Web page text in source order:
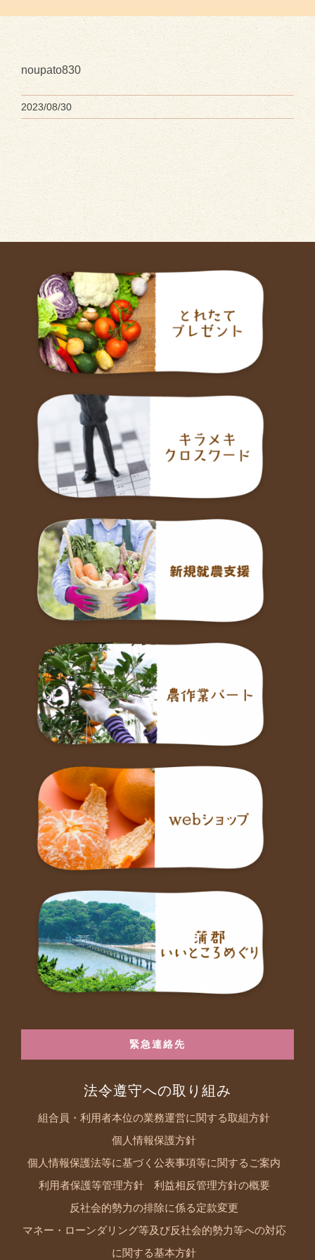
noupato830
2023/08/30
緊急連絡先
法令遵守への取り組み
組合員・利用者本位の業務運営に関する取組方針
個人情報保護方針
個人情報保護法等に基づく公表事項等に関するご案内
利用者保護等管理方針 利益相反管理方針の概要
反社会的勢力の排除に係る定款変更
マネー・ローンダリング等及び反社会的勢力等への対応
に関する基本方針